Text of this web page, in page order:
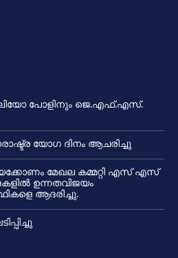
പോളിനും ജെ.എഫ്.എസ്.
യോഗ ദിനം ആചരിച്ചു
മേഖല കമ്മറ്റി എസ് എസ്
ഉന്നതവിജയം
ആദരിച്ചു.